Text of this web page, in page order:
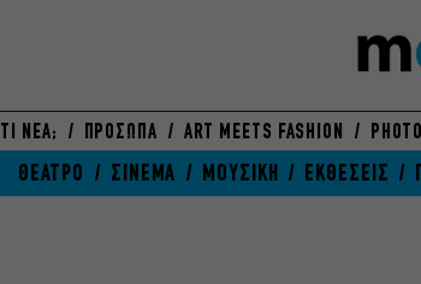
ΤΙ ΝΕΑ; ΠΡΟΣΩΠΑ ART MEETS FASHION
ΘΕΑΤΡΟ ΣΙΝΕΜΑ ΜΟΥΣΙΚΗ ΕΚΘΕΣΕΙΣ